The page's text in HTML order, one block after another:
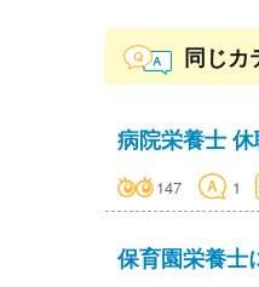
同じカ
病院栄養士
147 1
保育園栄養士